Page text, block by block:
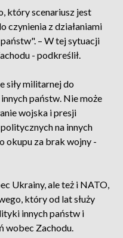
który scenariusz jest
czynienia z działaniami
– W tej sytuacji
- podkreślił.
siły militarnej do
państw. Nie może
wojska i presji
na innych
okupu za brak wojny -
Ukrainy, ale też i NATO,
który od lat służy
innych państw i
wobec Zachodu.